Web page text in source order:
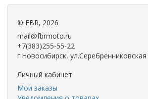
© FBR, 2026
mail@fbrmoto.ru
+7(383)255-55-22
г.Новосибирск, ул.Серебренниковская
Личный кабинет
Мои заказы